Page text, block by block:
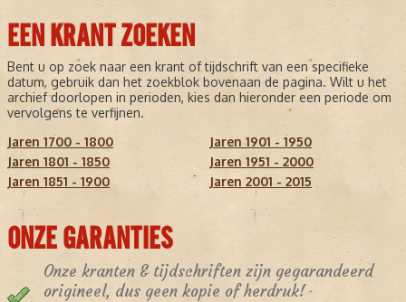
EEN KRANT ZOEKEN
Bent u op zoek naar een krant of tijdschrift van een specifieke
datum, gebruik dan het zoekblok bovenaan de pagina. Wilt u het
archief doorlopen in perioden, kies dan hieronder een periode om
vervolgens te verfijnen.
Jaren 1700 - 1800
Jaren 1801 - 1850
Jaren 1851 - 1900
Jaren 1901 - 1950
Jaren 1951 - 2000
Jaren 2001 - 2015
ONZE GARANTIES
Onze kranten & tijdschriften zijn gegarandeerd
origineel, dus geen kopie of herdruk!